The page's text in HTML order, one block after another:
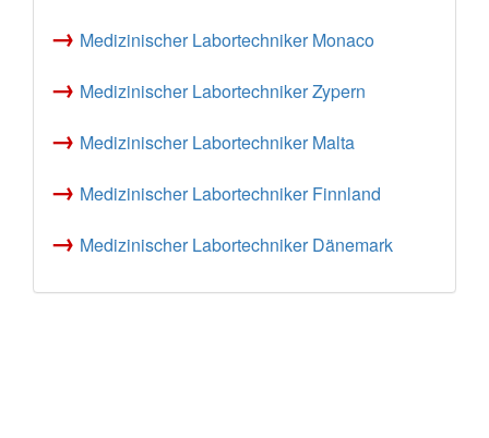
→ Medizinischer Labortechniker Monaco
→ Medizinischer Labortechniker Zypern
→ Medizinischer Labortechniker Malta
→ Medizinischer Labortechniker Finnland
→ Medizinischer Labortechniker Dänemark